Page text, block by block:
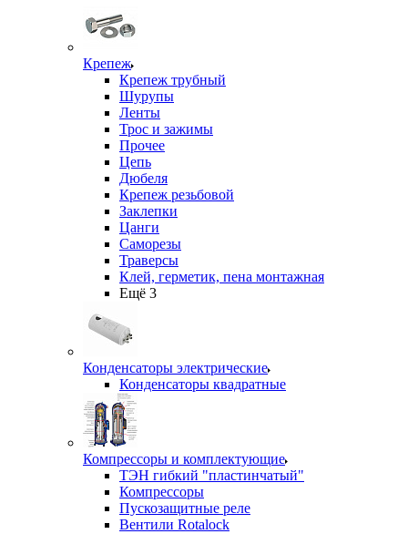
Крепеж
Крепеж трубный
Шурупы
Ленты
Трос и зажимы
Прочее
Цепь
Дюбеля
Крепеж резьбовой
Заклепки
Цанги
Саморезы
Траверсы
Клей, герметик, пена монтажная
Ещё 3
Конденсаторы электрические
Конденсаторы квадратные
Компрессоры и комплектующие
ТЭН гибкий "пластинчатый"
Компрессоры
Пускозащитные реле
Вентили Rotalock